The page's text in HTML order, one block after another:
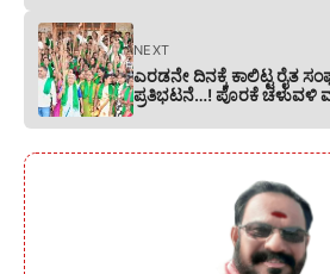
NEXT
ಎರಡನೇ ದಿನಕ್ಕೆ ಕಾಲಿಟ್ಟ ರೈತ
ಪ್ರತಿಭಟನೆ…! ಪೊರಕೆ ಚಳುವಳಿ